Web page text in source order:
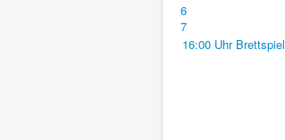
6
7
16:00 Uhr Brettspiel